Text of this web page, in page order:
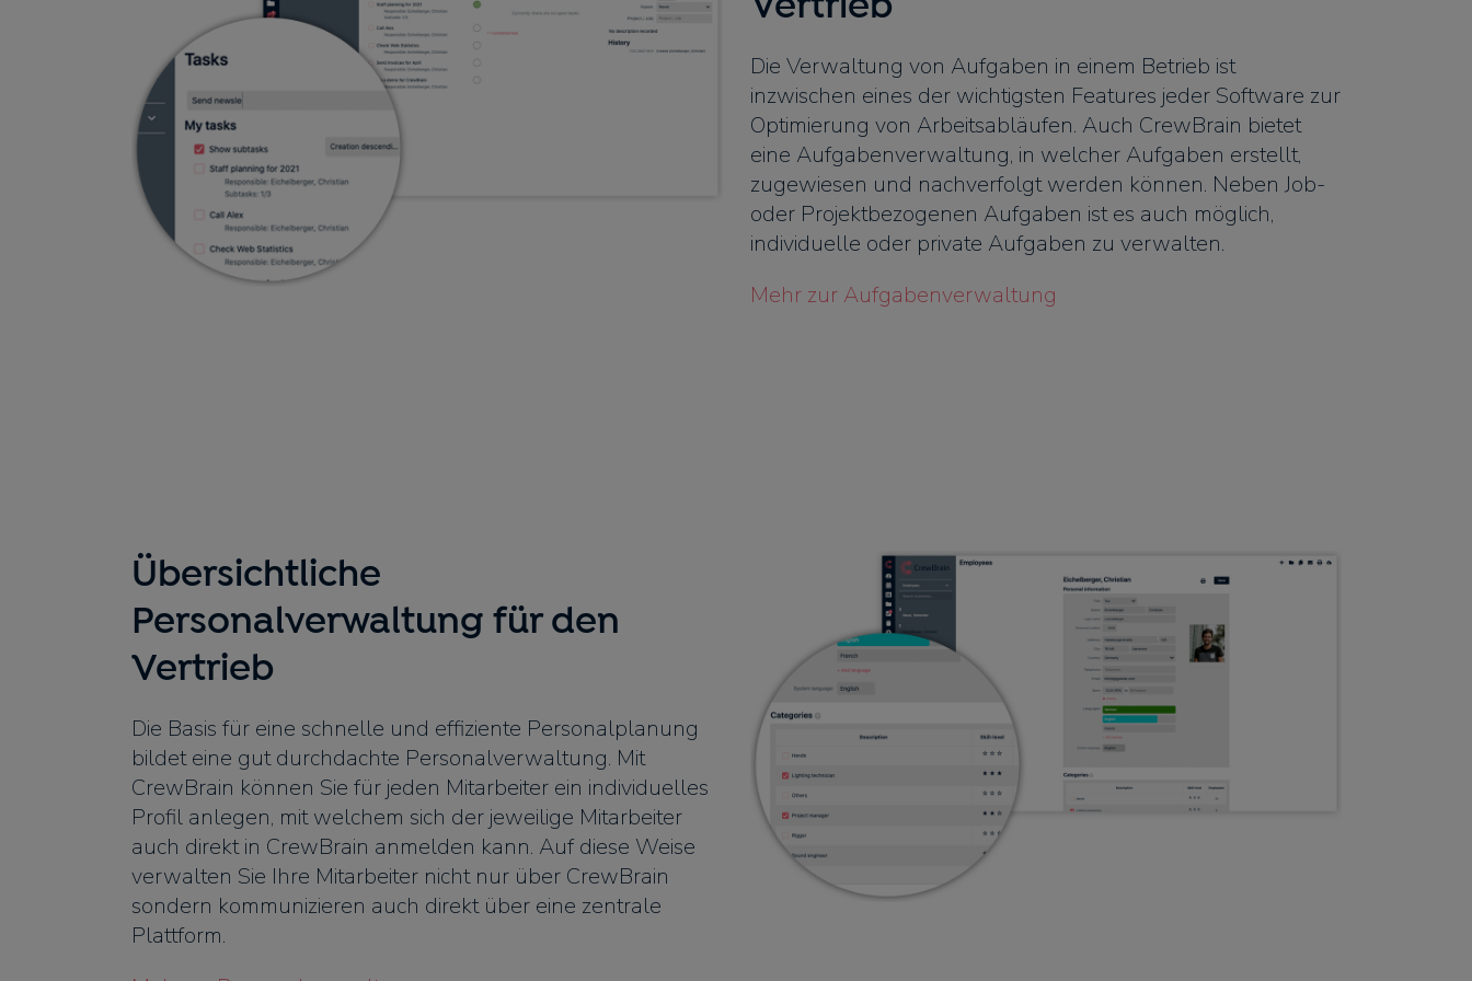
Die Verwaltung von Aufgaben in einem Betrieb ist
inzwischen eines der wichtigsten Features jeder Software zur
Optimierung von Arbeitsabläufen. Auch CrewBrain bietet
eine Aufgabenverwaltung, in welcher Aufgaben erstellt,
zugewiesen und nachverfolgt werden können. Neben Job-
oder Projektbezogenen Aufgaben ist es auch möglich,
individuelle oder private Aufgaben zu verwalten.
Mehr zur Aufgabenverwaltung
Übersichtliche
Personalverwaltung für den
Vertrieb
Die Basis für eine schnelle und effiziente Personalplanung
bildet eine gut durchdachte Personalverwaltung. Mit
CrewBrain können Sie für jeden Mitarbeiter ein individuelles
Profil anlegen, mit welchem sich der jeweilige Mitarbeiter
auch direkt in CrewBrain anmelden kann. Auf diese Weise
verwalten Sie Ihre Mitarbeiter nicht nur über CrewBrain
sondern kommunizieren auch direkt über eine zentrale
Plattform.